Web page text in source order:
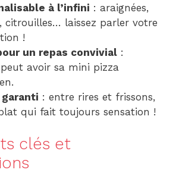
à l’infini : araignées,
citrouilles… laissez parler votre
!
un repas convivial :
avoir sa mini pizza
: entre rires et frissons,
qui fait toujours sensation !
clés et